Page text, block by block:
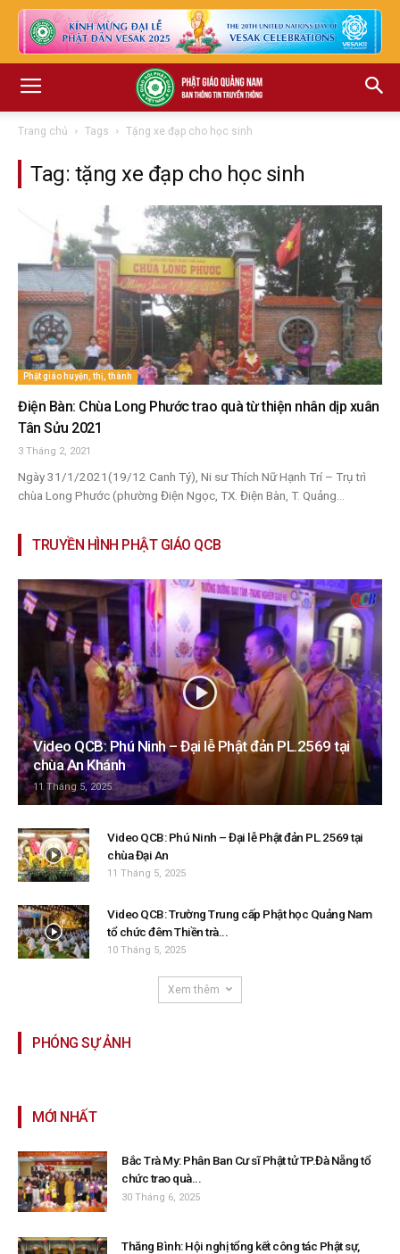
Trang chủ Tags Tặng xe đạp cho học sinh
Tag: tặng xe đạp cho học sinh
Phật giáo huyện, thị, thành
Điện Bàn: Chùa Long Phước trao quà từ thiện nhân dịp xuân
Tân Sửu 2021
3 Tháng 2, 2021
Ngày 31/1/2021(19/12 Canh Tý), Ni sư Thích Nữ Hạnh Trí – Trụ trì
chùa Long Phước (phường Điện Ngọc, TX. Điện Bàn, T. Quảng...
TRUYỀN HÌNH PHẬT GIÁO QCB
Video QCB: Phú Ninh – Đại lễ Phật đản PL.2569 tại
chùa An Khánh
11 Tháng 5, 2025
Video QCB: Phú Ninh – Đại lễ Phật đản PL.2569 tại
chùa Đại An
11 Tháng 5, 2025
Video QCB: Trường Trung cấp Phật học Quảng Nam
tổ chức đêm Thiền trà...
10 Tháng 5, 2025
Xem thêm
PHÓNG SỰ ẢNH
MỚI NHẤT
Bắc Trà My: Phân Ban Cư sĩ Phật tử TP.Đà Nẵng tổ
chức trao quà...
30 Tháng 6, 2025
Thăng Bình: Hội nghị tổng kết công tác Phật sự,